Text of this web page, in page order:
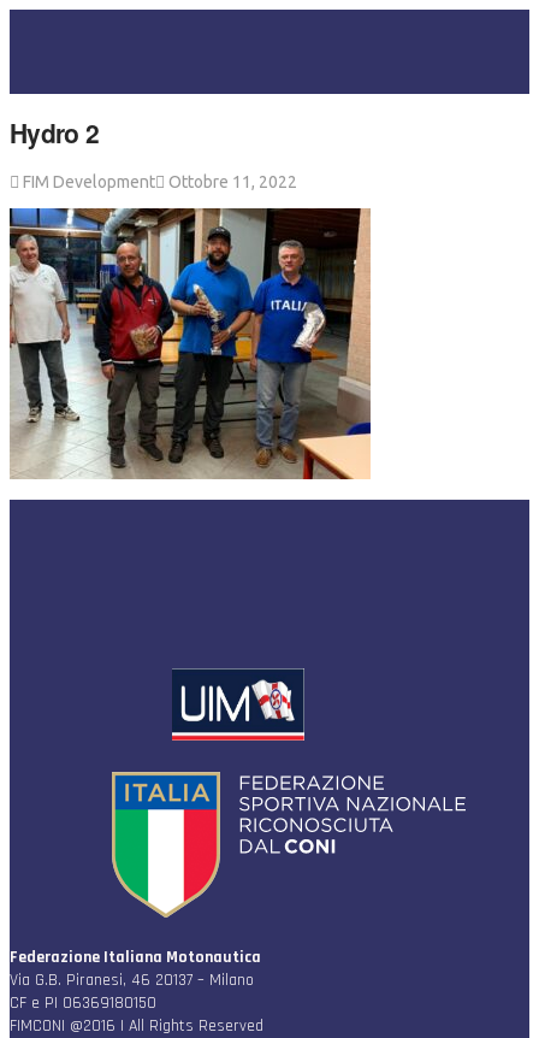
Hydro 2
FIM Development Ottobre 11, 2022
Federazione Italiana Motonautica
Via G.B. Piranesi, 46 20137 – Milano
CF e PI 06369180150
FIMCONI @2016 | All Rights Reserved